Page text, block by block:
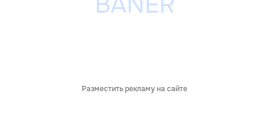
Разместить рекламу на сайте